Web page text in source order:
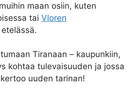
maan osiin, kuten
tai Vloren
Tiranaan – kaupunkiin,
kohtaa tulevaisuuden ja jossa
uuden tarinan!